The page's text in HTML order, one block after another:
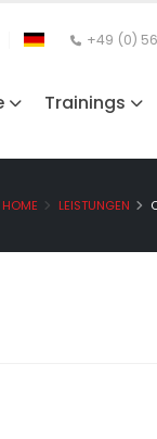
+49 (0)
Trainings
HOME LEISTUNGEN